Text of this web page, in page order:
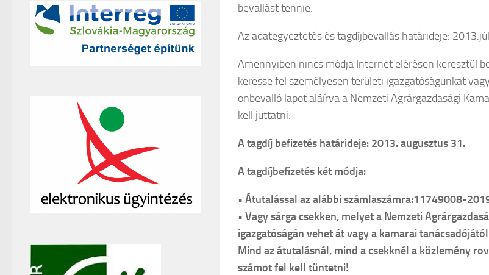
bevallást tennie.
Az adategyeztetés és tagdíjbevallás határideje:
Amennyiben nincs módja Internet elérésen keresztül
keresse fel személyesen területi igazgatóságunkat
önbevalló lapot aláírva a Nemzeti Agrárgazdasági
kell juttatni.
A tagdíj befizetés határideje: 2013. augusztus 31.
A tagdíjbefizetés két módja:
• Átutalással az alábbi számlaszámra:11749008-
• Vagy sárga csekken, melyet a Nemzeti
igazgatóságán vehet át vagy a kamarai
Mind az átutalásnál, mind a csekknél a közlemény
számot fel kell tüntetni!